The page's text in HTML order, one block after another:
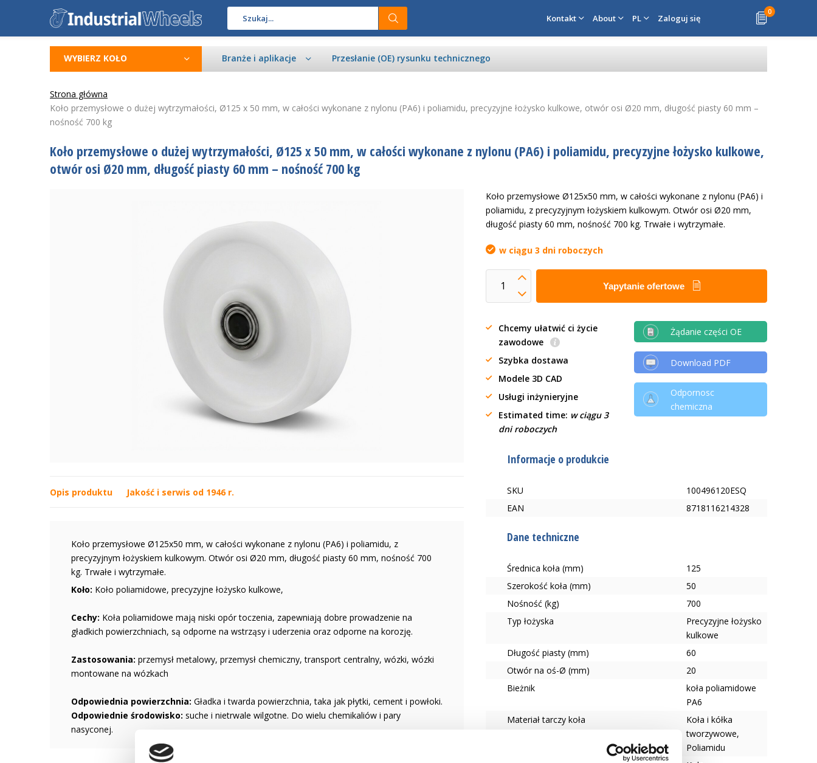
Kontakt About PL Zaloguj się
0
WYBIERZ KOŁO Branże i aplikacje Przesłanie (OE) rysunku technicznego
Strona główna
Koło przemysłowe o dużej wytrzymałości, Ø125 x 50 mm, w całości wykonane z nylonu (PA6) i poliamidu, precyzyjne łożysko kulkowe, otwór osi Ø20 mm, długość piasty 60 mm –
nośność 700 kg
Koło przemysłowe o dużej wytrzymałości, Ø125 x 50 mm, w całości wykonane z nylonu (PA6) i poliamidu, precyzyjne łożysko kulkowe,
otwór osi Ø20 mm, długość piasty 60 mm – nośność 700 kg
Opis produktu Jakość i serwis od 1946 r.
Koło przemysłowe Ø125x50 mm, w całości wykonane z nylonu (PA6) i poliamidu, z
precyzyjnym łożyskiem kulkowym. Otwór osi Ø20 mm, długość piasty 60 mm, nośność 700
kg. Trwałe i wytrzymałe.
Koło: Koło poliamidowe, precyzyjne łożysko kulkowe,
Cechy: Koła poliamidowe mają niski opór toczenia, zapewniają dobre prowadzenie na
gładkich powierzchniach, są odporne na wstrząsy i uderzenia oraz odporne na korozję.
Zastosowania: przemysł metalowy, przemysł chemiczny, transport centralny, wózki, wózki
montowane na wózkach
Odpowiednia powierzchnia: Gładka i twarda powierzchnia, taka jak płytki, cement i powłoki.
Odpowiednie środowisko: suche i nietrwale wilgotne. Do wielu chemikaliów i pary
nasyconej.
Koło przemysłowe Ø125x50 mm, w całości wykonane z nylonu (PA6) i
poliamidu, z precyzyjnym łożyskiem kulkowym. Otwór osi Ø20 mm,
długość piasty 60 mm, nośność 700 kg. Trwałe i wytrzymałe.
w ciągu 3 dni roboczych
Yapytanie ofertowe
Chcemy ułatwić ci życie
zawodowe
Szybka dostawa
Modele 3D CAD
Usługi inżynieryjne
Estimated time: w ciągu 3
dni roboczych
Żądanie części OE
Download PDF
Odpornosc
chemiczna
Informacje o produkcie
SKU
100496120ESQ
EAN
8718116214328
Dane techniczne
Średnica koła (mm)
125
Szerokość koła (mm)
50
Nośność (kg)
700
Typ łożyska
Precyzyjne łożysko
kulkowe
Długość piasty (mm)
60
Otwór na oś-Ø (mm)
20
Bieżnik
koła poliamidowe
PA6
Materiał tarczy koła
Koła i kółka
tworzywowe,
Poliamidu